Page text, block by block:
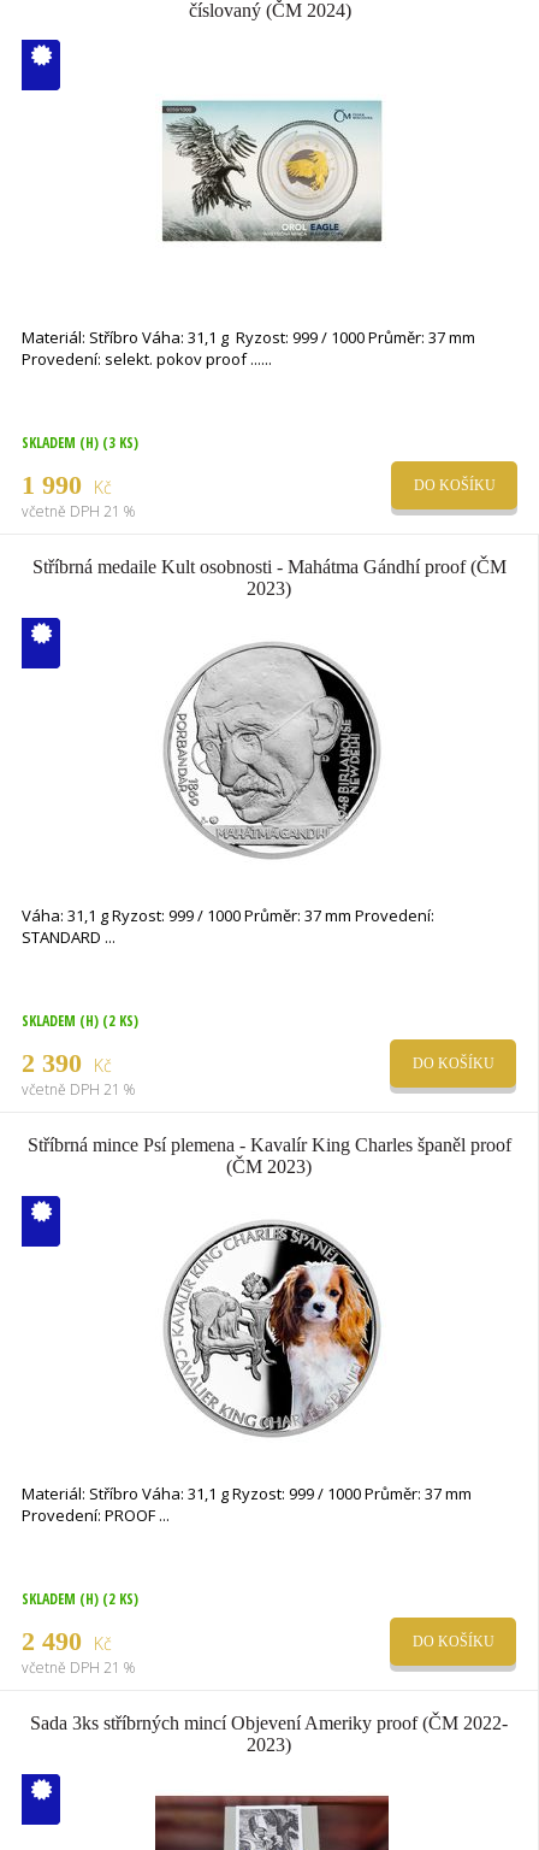
číslovaný (ČM 2024)
V ČM zcela
Materiál: Stříbro Váha: 31,1 g Ryzost: 999 / 1000 Průměr: 37 mm
Provedení: selekt. pokov proof ...
SKLADEM (H) (3 KS)
1 990 Kč
včetně DPH 21 %
DO KOŠÍKU
Stříbrná medaile Kult osobnosti - Mahátma Gándhí proof (ČM
2023)
V ČM zcela
Váha: 31,1 g Ryzost: 999 / 1000 Průměr: 37 mm Provedení:
STANDARD
SKLADEM (H) (2 KS)
2 390 Kč
včetně DPH 21 %
DO KOŠÍKU
Stříbrná mince Psí plemena - Kavalír King Charles španěl proof
(ČM 2023)
V ČM zcela
Materiál: Stříbro Váha: 31,1 g Ryzost: 999 / 1000 Průměr: 37 mm
Provedení: PROOF
SKLADEM (H) (2 KS)
2 490 Kč
včetně DPH 21 %
DO KOŠÍKU
Sada 3ks stříbrných mincí Objevení Ameriky proof (ČM 2022-
2023)
V ČM zcela